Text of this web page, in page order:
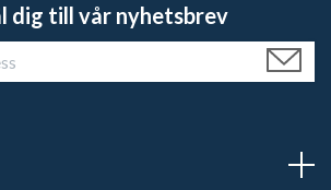
dig till vår nyhetsbrev